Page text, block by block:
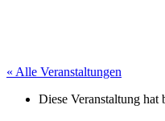
« Alle Veranstaltungen
Diese Veranstaltung hat